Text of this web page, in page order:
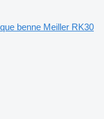
benne Meiller RK30